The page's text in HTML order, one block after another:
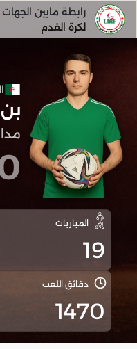
رابطة مابين الجهات
لكرة القدم
المباريات
19
دقائق اللعب
1470